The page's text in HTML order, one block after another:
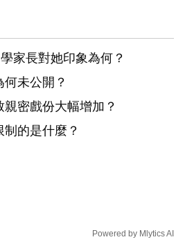
家長對她印象為何？
未公開？
密戲份大幅增加？
的是什麼？
Powered by Mlytics AI